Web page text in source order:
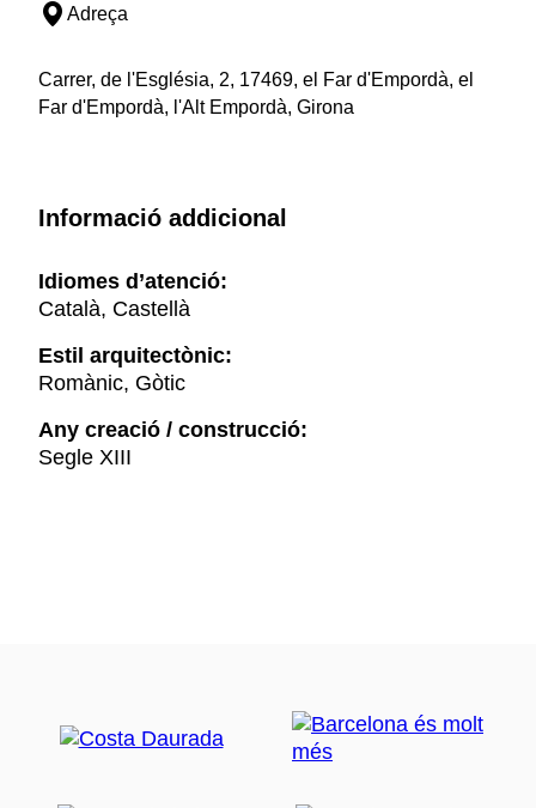
Adreça
Carrer, de l'Església, 2, 17469, el Far d'Empordà, el
Far d'Empordà, l'Alt Empordà, Girona
Informació addicional
Idiomes d’atenció:
Català, Castellà
Estil arquitectònic:
Romànic, Gòtic
Any creació / construcció:
Segle XIII